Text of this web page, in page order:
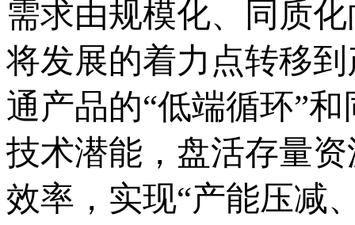
需求由规模化、同质
将发展的着力点转移
通产品的“低端循环”
技术潜能，盘活存量
效率，实现“产能压减